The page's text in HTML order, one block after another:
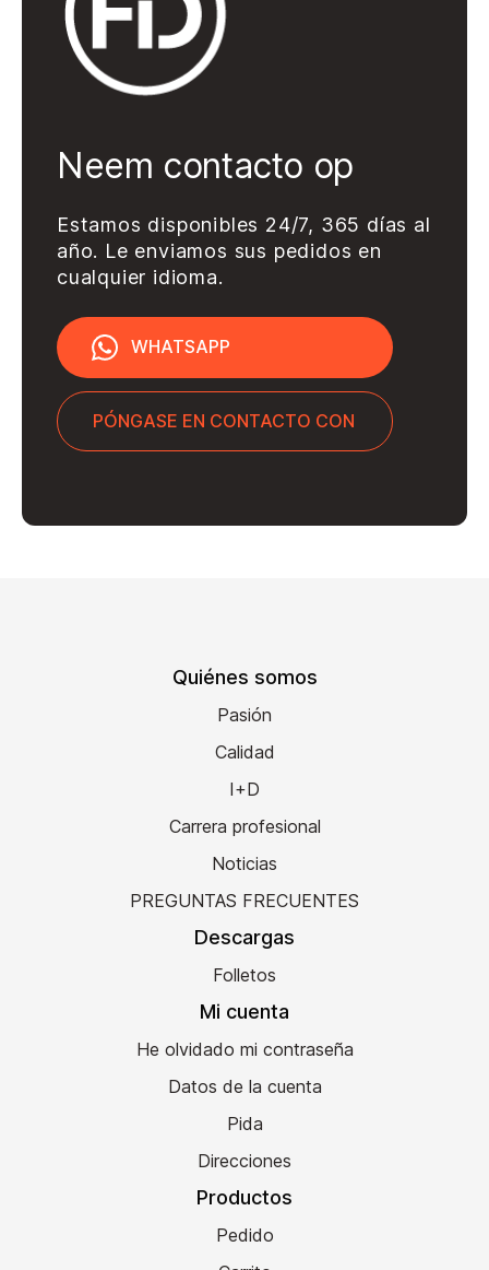
Neem contacto op
Estamos disponibles 24/7, 365 días al
año. Le enviamos sus pedidos en
cualquier idioma.
WHATSAPP
PÓNGASE EN CONTACTO CON
Quiénes somos
Pasión
Calidad
I+D
Carrera profesional
Noticias
PREGUNTAS FRECUENTES
Descargas
Folletos
Mi cuenta
He olvidado mi contraseña
Datos de la cuenta
Pida
Direcciones
Productos
Pedido